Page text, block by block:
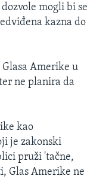
mogli bi se
kazna do
Glasa Amerike u
ne planira da
kao
je zakonski
pruži 'tačne,
Glas Amerike ne